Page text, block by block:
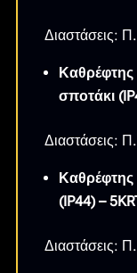
Διαστάσεις:
Καθρέφτης
σποτάκι
Διαστάσεις:
Καθρέφτης
(IP44) –
Διαστάσεις: